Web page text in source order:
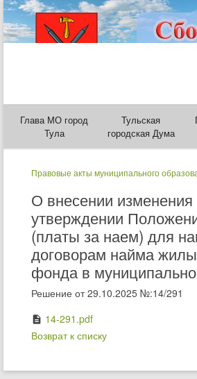
Глава МО город
Тула
Тульская
городская Дума
Правовые акты муниципального
О внесении
утверждении
(платы за наем) для
договорам найма
фонда в
Решение от 29.10.2025 №:14/291
description 14-291.pdf
Возврат к списку